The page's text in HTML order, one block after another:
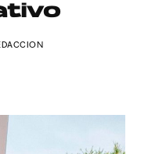
agency. TODOS LOS